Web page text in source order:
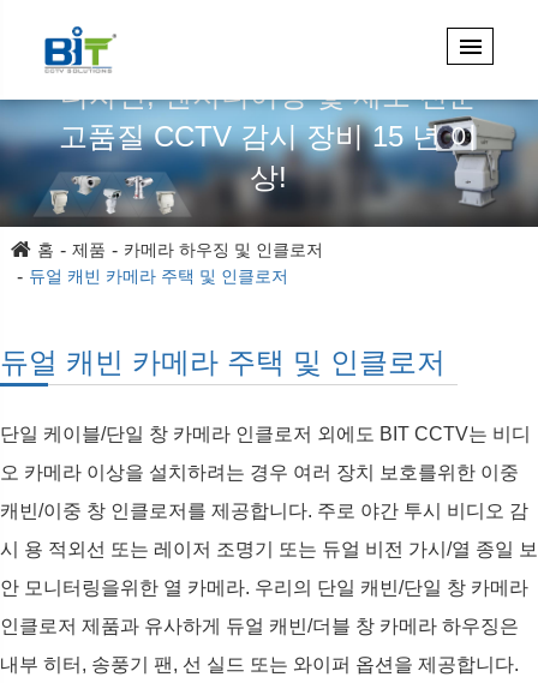
디자인, 엔지니어링 및 제조 전문
고품질 CCTV 감시 장비 15 년 이
상!
홈 제품
카메라 하우징 및 인클로저
듀얼 캐빈 카메라 주택 및 인클로저
듀얼 캐빈 카메라 주택 및 인클로저
단일 케이블/단일 창 카메라 인클로저 외에도 BIT CCTV는 비디
오 카메라 이상을 설치하려는 경우 여러 장치 보호를위한 이중
캐빈/이중 창 인클로저를 제공합니다. 주로 야간 투시 비디오 감
시 용 적외선 또는 레이저 조명기 또는 듀얼 비전 가시/열 종일 보
안 모니터링을위한 열 카메라. 우리의 단일 캐빈/단일 창 카메라
인클로저 제품과 유사하게 듀얼 캐빈/더블 창 카메라 하우징은
내부 히터, 송풍기 팬, 선 실드 또는 와이퍼 옵션을 제공합니다.